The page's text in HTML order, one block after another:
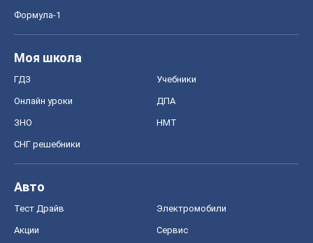
Формула-1
Моя школа
ГДЗ Учебники
Онлайн уроки ДПА
ЗНО НМТ
СНГ решебники
Авто
Тест Драйв Электромобили
Акции Сервис